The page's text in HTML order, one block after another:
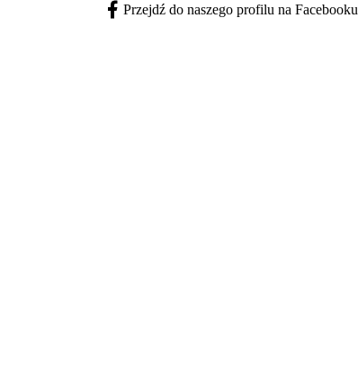
Facebook - otwiera się w nowej karcie
Przejdź do naszego profilu na Facebooku